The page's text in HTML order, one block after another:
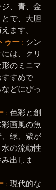
、青、金
で、大胆
ます。
ゥー : シン
は、クリ
のミニマ
すすめで
どにぴっ
: 色彩と創
画風の魚
緑、紫が
の流動性
出しま
: 現代的な